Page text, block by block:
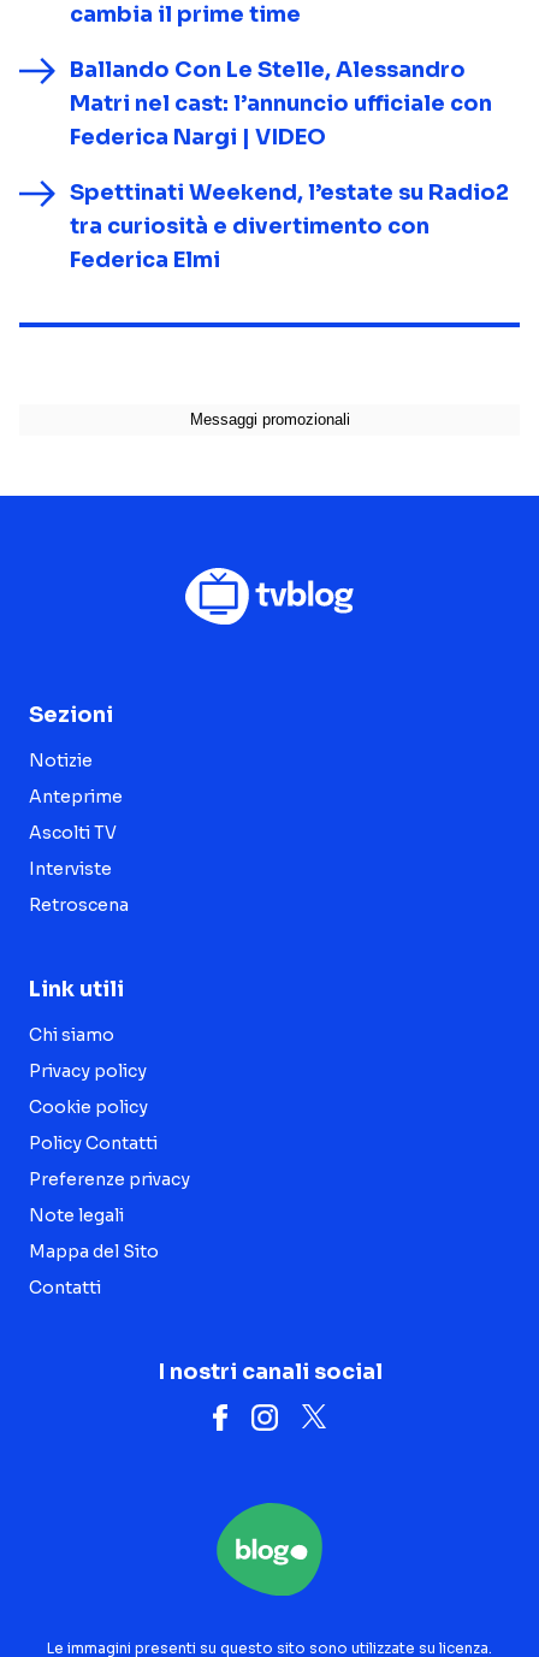
cambia il prime time
Ballando Con Le Stelle, Alessandro
Matri nel cast: l’annuncio ufficiale con
Federica Nargi | VIDEO
Spettinati Weekend, l’estate su Radio2
tra curiosità e divertimento con
Federica Elmi
Sezioni
Notizie
Anteprime
Ascolti TV
Interviste
Retroscena
Link utili
Chi siamo
Privacy policy
Cookie policy
Policy Contatti
Preferenze privacy
Note legali
Mappa del Sito
Contatti
I nostri canali social
Le immagini presenti su questo sito sono utilizzate su licenza.